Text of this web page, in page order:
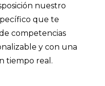
nuestro
que te
competencias
y con una
tiempo real.